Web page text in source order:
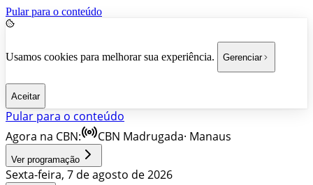
Pular para o conteúdo
Usamos cookies para melhorar sua experiência. Gerenciar
Aceitar
Pular para o conteúdo
Agora na CBN:
CBN Madrugada· Manaus
Ver programação
Sexta-feira, 7 de agosto de 2026